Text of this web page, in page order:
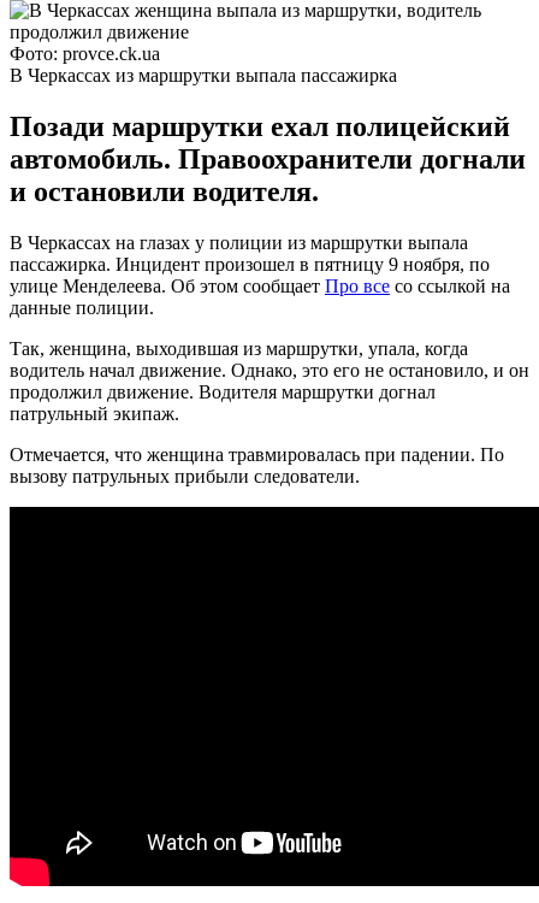
Фото: provce.ck.ua
В Черкассах из маршрутки выпала пассажирка
Позади маршрутки ехал полицейский
автомобиль. Правоохранители догнали
и остановили водителя.
В Черкассах на глазах у полиции из маршрутки выпала
пассажирка. Инцидент произошел в пятницу 9 ноября, по
улице Менделеева. Об этом сообщает Про все со ссылкой на
данные полиции.
Так, женщина, выходившая из маршрутки, упала, когда
водитель начал движение. Однако, это его не остановило, и он
продолжил движение. Водителя маршрутки догнал
патрульный экипаж.
Отмечается, что женщина травмировалась при падении. По
вызову патрульных прибыли следователи.